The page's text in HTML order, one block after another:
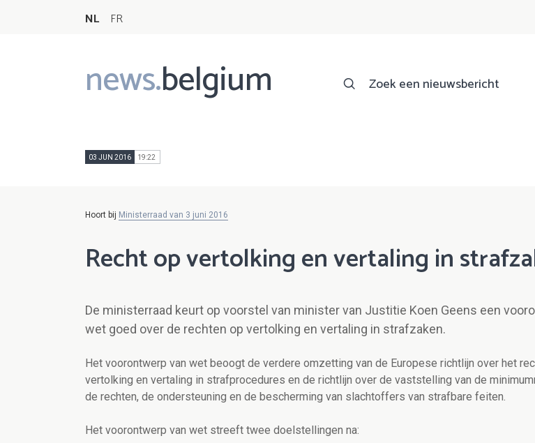
NL FR
news.belgium
Main
navigation
Zoek een nieuwsbericht
03 JUN 2016 19:22
Hoort bij Ministerraad van 3 juni 2016
Recht op vertolking en vertaling in
De ministerraad keurt op voorstel van minister van Justitie Koen Geens een
wet goed over de rechten op vertolking en vertaling in strafzaken.
Het voorontwerp van wet beoogt de verdere omzetting van de Europese richtlijn over het
vertolking en vertaling in strafprocedures en de richtlijn over de vaststelling van de
de rechten, de ondersteuning en de bescherming van slachtoffers van strafbare feiten.
Het voorontwerp van wet streeft twee doelstellingen na: